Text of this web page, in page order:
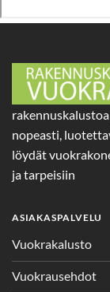
nopeasti,
löydät
ja tarpeisiin
ASIAKASPALVELU
Vuokrakalusto
Vuokrausehdot